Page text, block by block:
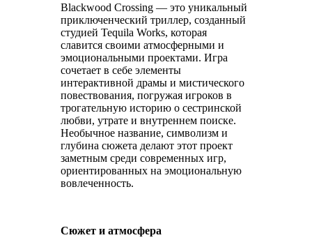
Blackwood Crossing — это уникальный
приключенческий триллер, созданный
студией Tequila Works, которая
славится своими атмосферными и
эмоциональными проектами. Игра
сочетает в себе элементы
интерактивной драмы и мистического
повествования, погружая игроков в
трогательную историю о сестринской
любви, утрате и внутреннем поиске.
Необычное название, символизм и
глубина сюжета делают этот проект
заметным среди современных игр,
ориентированных на эмоциональную
вовлеченность.
Сюжет и атмосфера